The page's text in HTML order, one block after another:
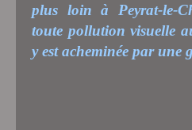
plus loin à Peyrat-le-
toute pollution visuelle
y est acheminée par une